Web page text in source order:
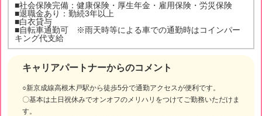
キャリアパートナーからのコメント
○新京成線高根木戸駅から徒歩5分で通勤アクセスが便利です。
〇基本は土日祝休みでオンオフのメリハリをつけてご勤務いただけま
す。
■社会保険完備：健康保険・厚生年金・雇用保険・労災保険
■退職金あり：勤続3年以上
■白衣貸与
■自転車通勤可 ※雨天時等による車での通勤時はコインパー
キング代支給